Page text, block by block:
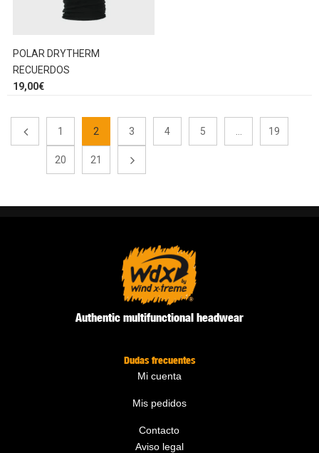
POLAR DRYTHERM
RECUERDOS
19,00€
1 2 3 4 5 19
20 21
Authentic multifunctional headwear
Dudas frecuentes
Mi cuenta
Mis pedidos
Contacto
Aviso legal